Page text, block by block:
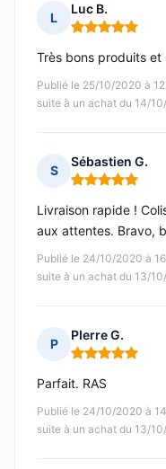
L
Luc B.
Note : 5 sur 5
Publié le 25/10/2020 à
suite à un achat du 14/
Très bons produits et
S
Sébastien G.
Note : 5 sur 5
Publié le 24/10/2020 à
suite à un achat du 13/
Livraison rapide !
aux attentes. Bravo,
P
PIerre G.
Note : 5 sur 5
Publié le 24/10/2020 à
suite à un achat du 13/
Parfait. RAS